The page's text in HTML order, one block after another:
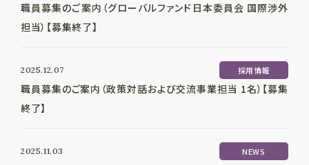
職員募集のご案内（グローバルファンド日本委員会 国際渉外
担当）【募集終了】
2025.12.07 採用情報
職員募集のご案内（政策対話および交流事業担当 1名）【募集
終了】
2025.11.03 NEWS